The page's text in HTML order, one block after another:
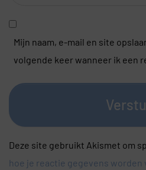
Mijn naam, e-mail en site
volgende keer wanneer ik een
Deze site gebruikt Akismet om
hoe je reactie gegevens worden